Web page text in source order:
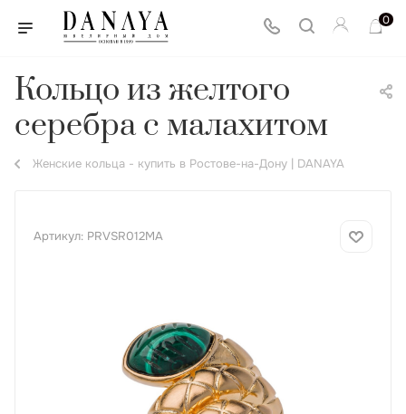
0
Кольцо из желтого
серебра с малахитом
Женские кольца - купить в Ростове-на-Дону | DANAYA
Артикул: PRVSR012MA